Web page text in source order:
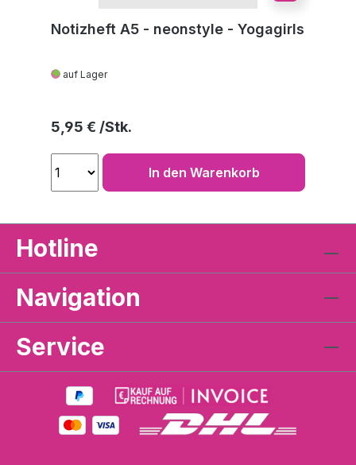
Notizheft A5 - neonstyle - Yogagirls
auf Lager
Regulärer Preis:
5,95 €
In den Warenkorb
Hotline
Navigation
Service